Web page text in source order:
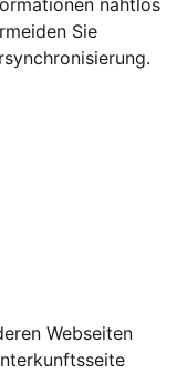
nahtlos
Sie
Webseiten